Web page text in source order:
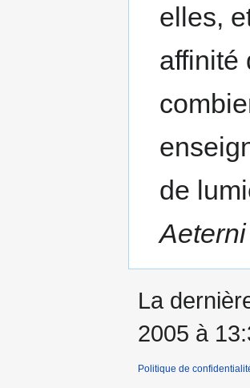
elles,
affinité
de
La
2005 à
Politique de